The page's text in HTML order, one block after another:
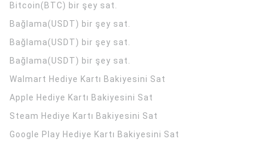
Bitcoin(BTC) bir şey sat.
Bağlama(USDT) bir şey sat.
Bağlama(USDT) bir şey sat.
Bağlama(USDT) bir şey sat.
Walmart Hediye Kartı Bakiyesini Sat
Apple Hediye Kartı Bakiyesini Sat
Steam Hediye Kartı Bakiyesini Sat
Google Play Hediye Kartı Bakiyesini Sat